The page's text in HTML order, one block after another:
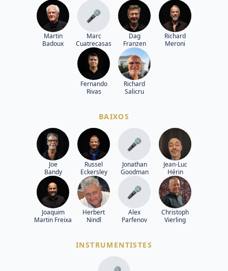
Martin
Badoux
🎤
Marc
Cuatrecasas
Dag
Franzen
Richard
Meroni
Fernando
Rivas
Richard
Salicru
BAIXOS
Joe
Bandy
Russel
Eckersley
🎤
Jonathan
Goodman
Jean-Luc
Hérin
Joaquim
Martin Freixa
Herbert
Nindl
🎤
Alex
Parfenov
Christoph
Vierling
INSTRUMENTISTES